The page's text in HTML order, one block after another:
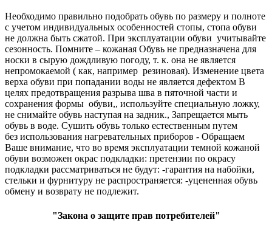
Необходимо правильно подобрать обувь по размеру и полноте
с учетом индивидуальных особенностей стопы, стопа обуви
не должна быть сжатой. При эксплуатации обуви учитывайте
сезонность. Помните – кожаная Обувь не предназначена для
носки в сырую дождливую погоду, т. к. она не является
непромокаемой ( как, например резиновая). Изменение цвета
верха обуви при попадании воды не является дефектом В
целях предотвращения разрыва шва в пяточной части и
сохранения формы обуви,, используйте специальную ложку,
не снимайте обувь наступая на задник., Запрещается мыть
обувь в воде. Сушить обувь только естественным путем
без использования нагревательных приборов - Обращаем
Ваше внимание, что во время эксплуатации темной кожаной
обуви возможен окрас подкладки: претензии по окрасу
подкладки рассматриваться не будут: -гарантия на набойки,
стельки и фурнитуру не распространяется: -уцененная обувь
обмену и возврату не подлежит.
"Закона о защите прав потребителей"